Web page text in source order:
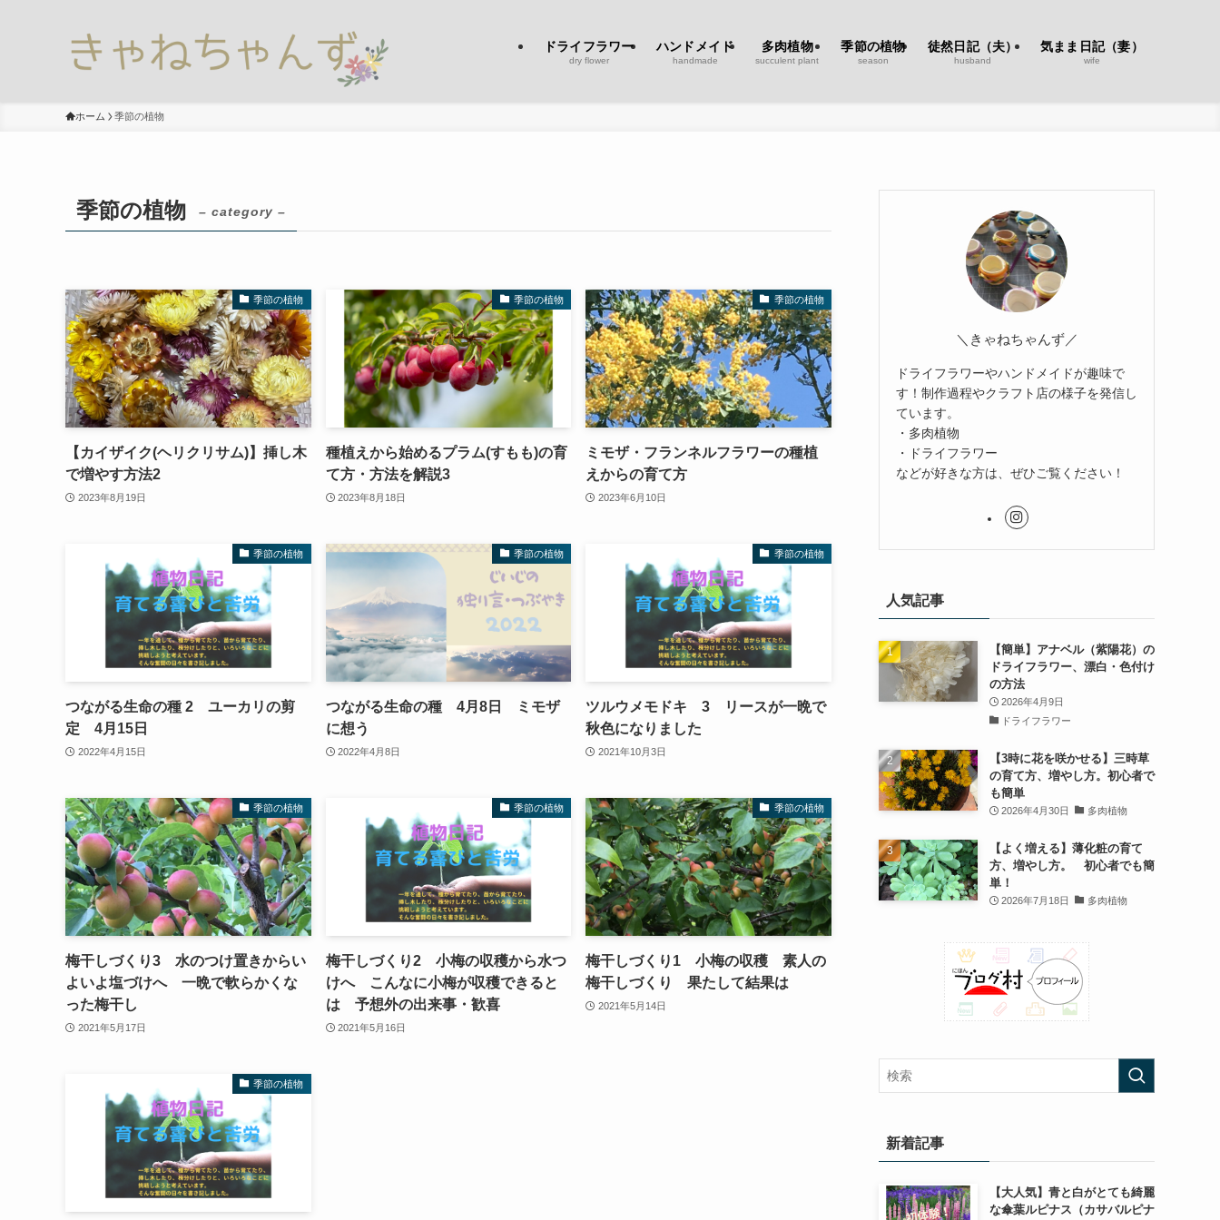
ドライフラワー
dry flower
ハンドメイド
handmade
多肉植物
succulent plant
季節の植物
season
徒然日記（夫）
husband
気まま日記（妻）
wife
ホーム 季節の植物
季節の植物 – category –
季節の植物
【カイザイク(ヘリクリサム)】挿し木
で増やす方法2
2023年8月19日
季節の植物
種植えから始めるプラム(すもも)の育
て方・方法を解説3
2023年8月18日
季節の植物
ミモザ・フランネルフラワーの種植
えからの育て方
2023年6月10日
季節の植物
つながる生命の種 2 ユーカリの剪
定 4月15日
2022年4月15日
季節の植物
つながる生命の種 4月8日 ミモザ
に想う
2022年4月8日
季節の植物
ツルウメモドキ 3 リースが一晩で
秋色になりました
2021年10月3日
季節の植物
梅干しづくり3 水のつけ置きからい
よいよ塩づけへ 一晩で軟らかくな
った梅干し
2021年5月17日
季節の植物
梅干しづくり2 小梅の収穫から水つ
けへ こんなに小梅が収穫できると
は 予想外の出来事・歓喜
2021年5月16日
季節の植物
梅干しづくり1 小梅の収穫 素人の
梅干しづくり 果たして結果は
2021年5月14日
季節の植物
＼きゃねちゃんず／
ドライフラワーやハンドメイドが趣味で
す！制作過程やクラフト店の様子を発信し
ています。
・多肉植物
・ドライフラワー
などが好きな方は、ぜひご覧ください！
人気記事
【簡単】アナベル（紫陽花）の
ドライフラワー、漂白・色付け
の方法
2026年4月9日
ドライフラワー
【3時に花を咲かせる】三時草
の育て方、増やし方。初心者で
も簡単
2026年4月30日 多肉植物
【よく増える】薄化粧の育て
方、増やし方。 初心者でも簡
単！
2026年7月18日 多肉植物
新着記事
【大人気】青と白がとても綺麗
な傘葉ルピナス（カサバルピナ